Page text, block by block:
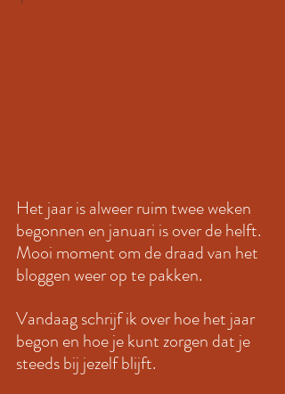
Het jaar is alweer ruim twee weken
begonnen en januari is over de helft.
Mooi moment om de draad van het
bloggen weer op te pakken.
Vandaag schrijf ik over hoe het jaar
begon en hoe je kunt zorgen dat je
steeds bij jezelf blijft.